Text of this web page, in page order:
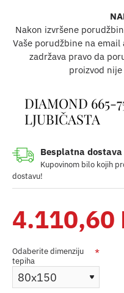
Nakon izvršene
Vaše porudžbine na
zadržava pravo da
proizvod
DIAMOND 665-
LJUBIČASTA
Besplatna
Kupovinom bilo kojih
dostavu!
4.110,60
Odaberite dimenziju
tepiha